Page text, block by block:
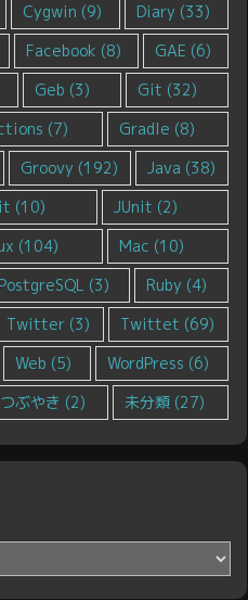
Cygwin (9) Diary (33)
Facebook (8) GAE (6)
Geb (3) Git (32)
(7) Gradle (8)
Groovy (192) Java (38)
(10) JUnit (2)
(104) Mac (10)
PostgreSQL (3) Ruby (4)
Twitter (3) Twittet (69)
Web (5) WordPress (6)
つぶやき (2) 未分類 (27)